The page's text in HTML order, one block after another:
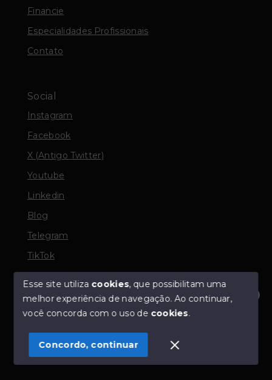
Olá! Estamos disponíveis para te ajudar.
Financie
Especialidades Profissionais
Contato
Social
Instagram
Facebook
X (Antigo Twitter)
Youtube
Linkedin
Blog
Telegram
TikTok
© Copyright 2026 - TORQUATO ∴ Corretor de Imóveis
- CRECI 42643f | 136.004f Perito Avaliador CNAI 37357
SITE PARA IMOBILIARIA
Esse site utiliza cookies, que possibilitam uma
melhor experiência de navegação.Ao continuar,
você concorda com o uso de cookies.
Concordo, continuar